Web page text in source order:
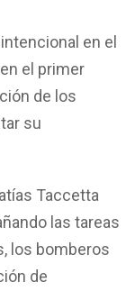
en el
el primer
de los
su
Taccetta
las tareas
los bomberos
de